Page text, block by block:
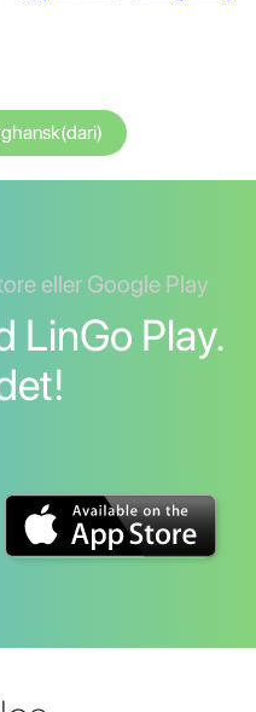
eller Google Play
LinGo Play.